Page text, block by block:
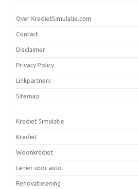
Over KredietSimulatie.com
Contact
Disclaimer
Privacy Policy
Linkpartners
Sitemap
Krediet Simulatie
Krediet
Woonkrediet
Lenen voor auto
Renovatielening